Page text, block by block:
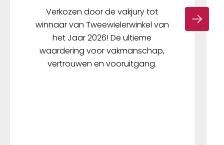
Verkozen door de vakjury tot
winnaar van Tweewielerwinkel van
het Jaar 2026! De ultieme
waardering voor vakmanschap,
vertrouwen en vooruitgang.